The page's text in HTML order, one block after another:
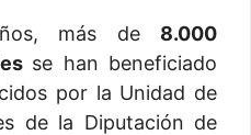
más de 8.000
se han beneficiado
por la Unidad de
de la Diputación de